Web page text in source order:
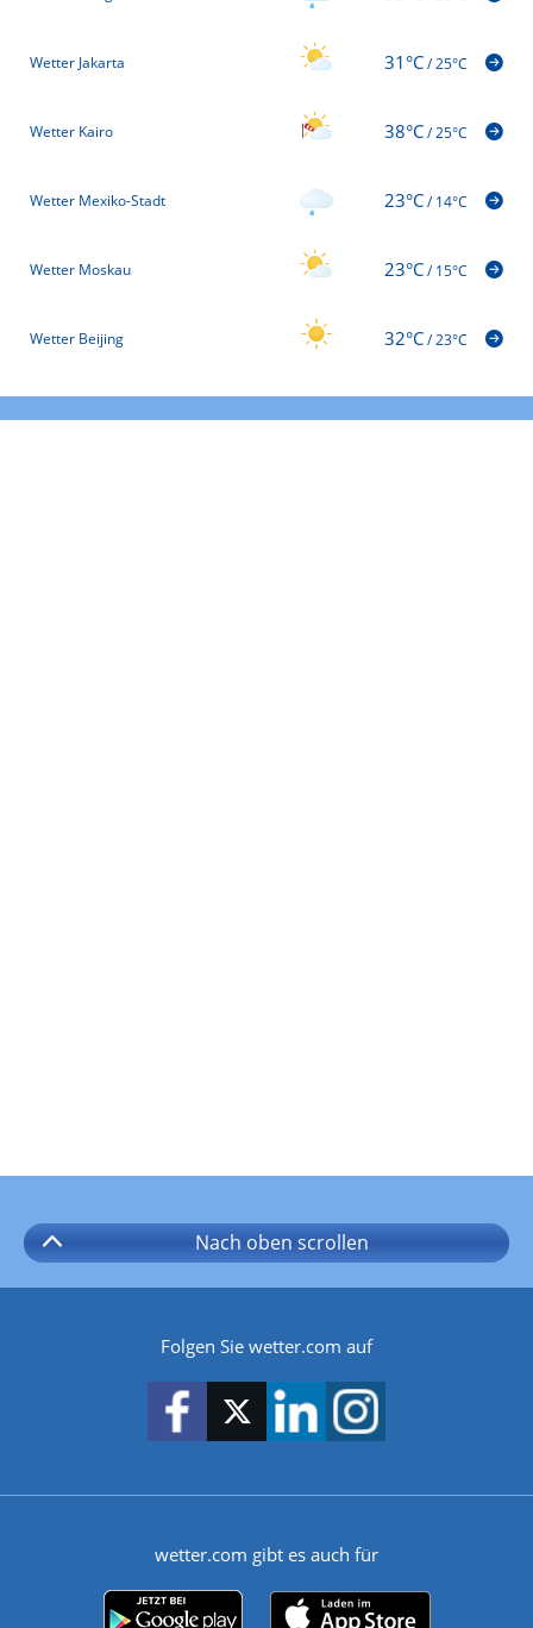
Wetter Jakarta 31°C/25°C
Wetter Kairo 38°C/25°C
Wetter Mexiko-Stadt 23°C/14°C
Wetter Moskau 23°C/15°C
Wetter Beijing 32°C/23°C
Nach oben scrollen
Folgen Sie wetter.com auf
wetter.com gibt es auch für